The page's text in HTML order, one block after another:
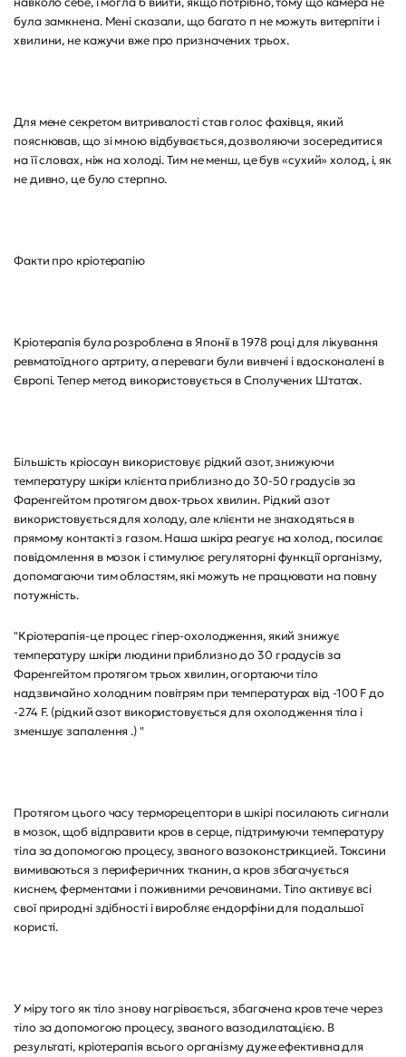
була замкнена. Мені сказали, що багато п не можуть витерпіти і
хвилини, не кажучи вже про призначених трьох.
Для мене секретом витривалості став голос фахівця, який
пояснював, що зі мною відбувається, дозволяючи зосередитися
на її словах, ніж на холоді. Тим не менш, це був «сухий» холод, і, як
не дивно, це було стерпно.
Факти про кріотерапію
Кріотерапія була розроблена в Японії в 1978 році для лікування
ревматоїдного артриту, а переваги були вивчені і вдосконалені в
Європі. Тепер метод використовується в Сполучених Штатах.
Більшість кріосаун використовує рідкий азот, знижуючи
температуру шкіри клієнта приблизно до 30-50 градусів за
Фаренгейтом протягом двох-трьох хвилин. Рідкий азот
використовується для холоду, але клієнти не знаходяться в
прямому контакті з газом. Наша шкіра реагує на холод, посилає
повідомлення в мозок і стимулює регуляторні функції організму,
допомагаючи тим областям, які можуть не працювати на повну
потужність.
"Кріотерапія-це процес гіпер-охолодження, який знижує
температуру шкіри людини приблизно до 30 градусів за
Фаренгейтом протягом трьох хвилин, огортаючи тіло
надзвичайно холодним повітрям при температурах від -100 F до
-274 F. (рідкий азот використовується для охолодження тіла і
зменшує запалення .) "
Протягом цього часу терморецептори в шкірі посилають сигнали
в мозок, щоб відправити кров в серце, підтримуючи температуру
тіла за допомогою процесу, званого вазоконстрикцией. Токсини
вимиваються з периферичних тканин, а кров збагачується
киснем, ферментами і поживними речовинами. Тіло активує всі
свої природні здібності і виробляє ендорфіни для подальшої
користі.
У міру того як тіло знову нагрівається, збагачена кров тече через
тіло за допомогою процесу, званого вазодилатацією. В
результаті, кріотерапія всього організму дуже ефективна для